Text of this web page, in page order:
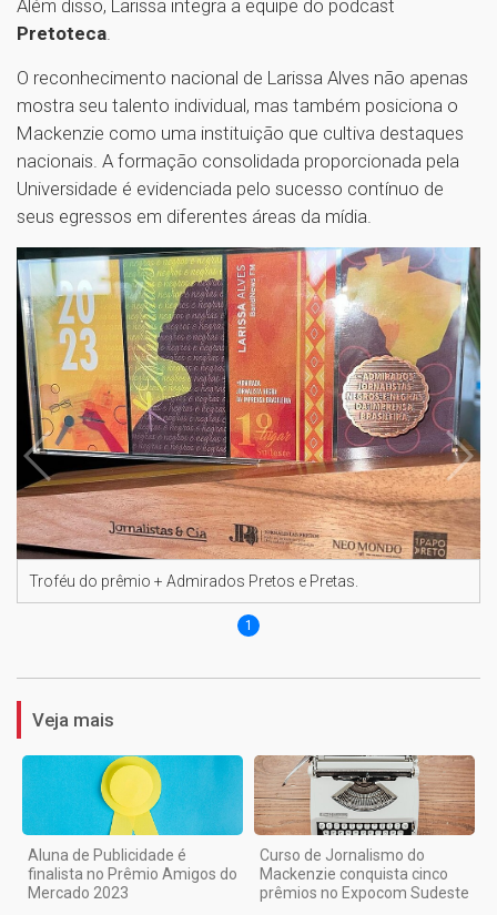
Além disso, Larissa integra a equipe do podcast
Pretoteca.
O reconhecimento nacional de Larissa Alves não apenas
mostra seu talento individual, mas também posiciona o
Mackenzie como uma instituição que cultiva destaques
nacionais. A formação consolidada proporcionada pela
Universidade é evidenciada pelo sucesso contínuo de
seus egressos em diferentes áreas da mídia.
Troféu do prêmio + Admirados Pretos e Pretas.
1
Veja mais
Aluna de Publicidade é
finalista no Prêmio Amigos do
Mercado 2023
Curso de Jornalismo do
Mackenzie conquista cinco
prêmios no Expocom Sudeste